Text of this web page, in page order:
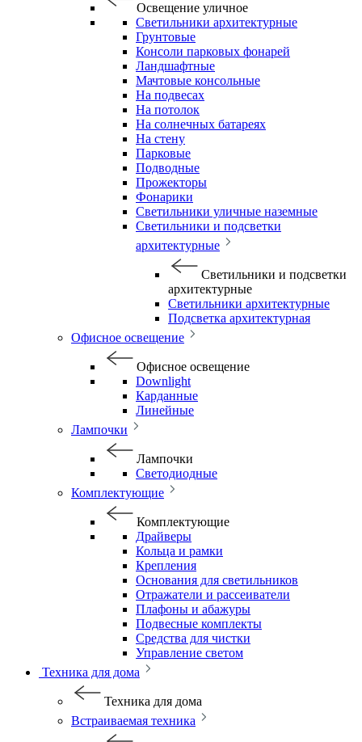
Освещение уличное
Светильники архитектурные
Грунтовые
Консоли парковых фонарей
Ландшафтные
Мачтовые консольные
На подвесах
На потолок
На солнечных батареях
На стену
Парковые
Подводные
Прожекторы
Фонарики
Светильники уличные наземные
Светильники и подсветки
архитектурные
Светильники и подсветки
архитектурные
Светильники архитектурные
Подсветка архитектурная
Офисное освещение
Офисное освещение
Downlight
Карданные
Линейные
Лампочки
Лампочки
Светодиодные
Комплектующие
Комплектующие
Драйверы
Кольца и рамки
Крепления
Основания для светильников
Отражатели и рассеиватели
Плафоны и абажуры
Подвесные комплекты
Средства для чистки
Управление светом
Техника для дома
Техника для дома
Встраиваемая техника